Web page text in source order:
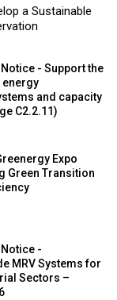
a Sustainable
- Support the
energy
and capacity
C2.2.11)
Expo
Green Transition
-
MRV Systems for
Sectors –